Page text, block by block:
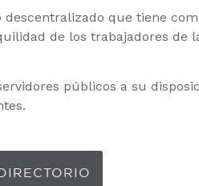
que tiene
de los trabajadores de
públicos a su